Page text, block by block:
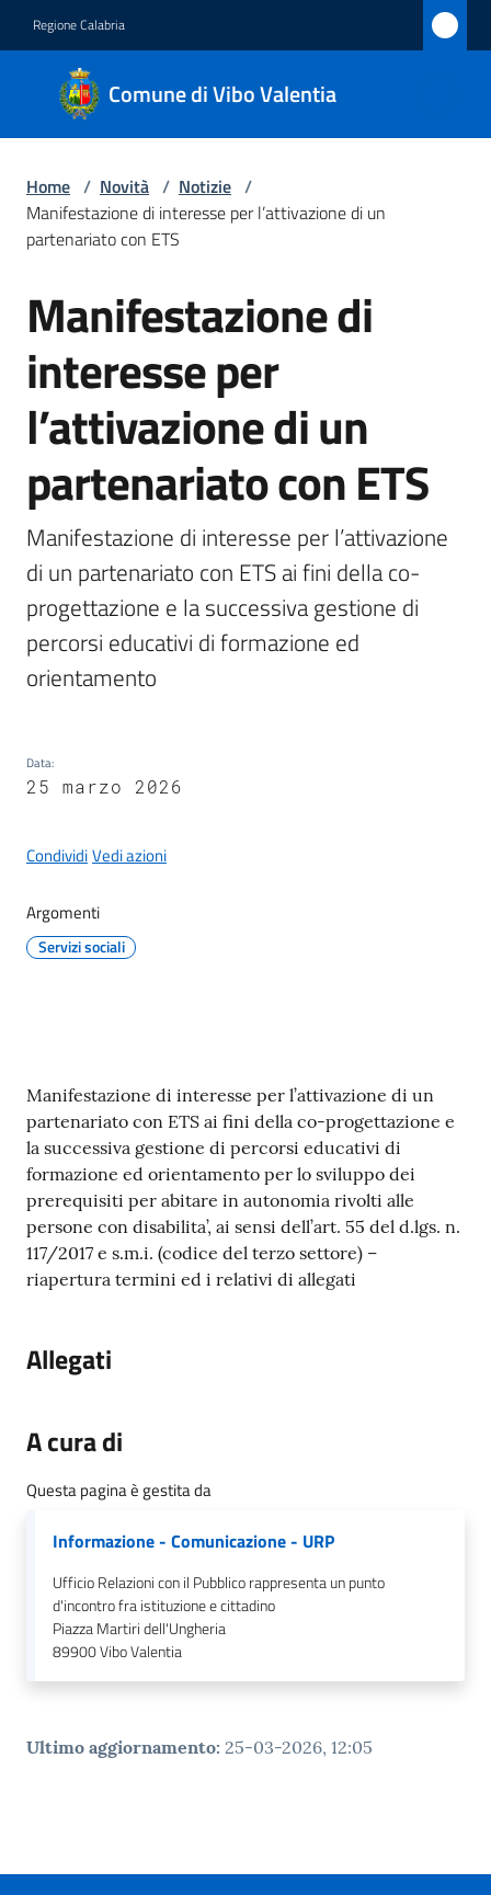
Regione Calabria
Comune di Vibo Valentia
Comune
di Vibo
Valentia
Amministrazione
Novità
Menu selezionato
Servizi
Vivere
Vibo
A
l
b
o
e
t
r
i
Tutti
Seguici
su
Home / Novità / Notizie /
Manifestazione di interesse per l’attivazione di un
partenariato con ETS
Salta al contenuto
Manifestazione di
interesse per
l’attivazione di un
partenariato con ETS
Manifestazione di interesse per l’attivazione
di un partenariato con ETS ai fini della co-
progettazione e la successiva gestione di
percorsi educativi di formazione ed
orientamento
Data:
25 marzo 2026
CondividiVedi azioni
Argomenti
Servizi sociali
Contenuto
Manifestazione di interesse per l’attivazione di un
partenariato con ETS ai fini della co-progettazione e
la successiva gestione di percorsi educativi di
formazione ed orientamento per lo sviluppo dei
prerequisiti per abitare in autonomia rivolti alle
persone con disabilita’, ai sensi dell’art. 55 del d.lgs. n.
117/2017 e s.m.i. (codice del terzo settore) –
riapertura termini ed i relativi di allegati
Allegati
A cura di
Questa pagina è gestita da
Informazione - Comunicazione - URP
Ufficio Relazioni con il Pubblico rappresenta un punto
d'incontro fra istituzione e cittadino
Piazza Martiri dell'Ungheria
89900Vibo Valentia
Ultimo aggiornamento: 25-03-2026, 12:05